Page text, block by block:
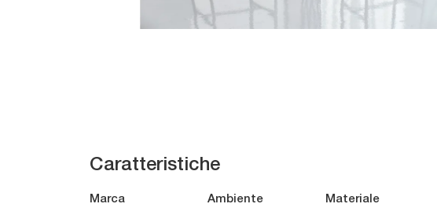
Caratteristiche
Marca Ambiente Materiale